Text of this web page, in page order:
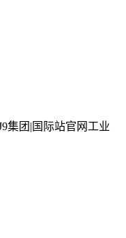
集团|国际站官网工业